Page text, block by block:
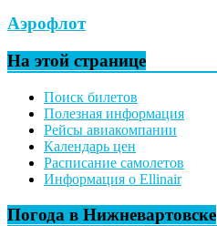
Аэрофлот
На этой странице
Поиск билетов
Полезная информация
Рейсы авиакомпании
Календарь цен
Расписание самолетов
Информация о Ellinair
Погода в Нижневартовске